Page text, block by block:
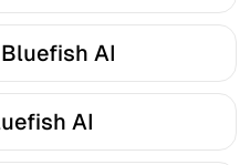
AI
AI